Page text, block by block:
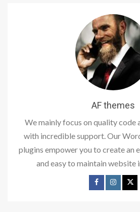
AF themes
We mainly focus on quality code
with incredible support. Our
plugins empower you to create an
and easy to maintain website